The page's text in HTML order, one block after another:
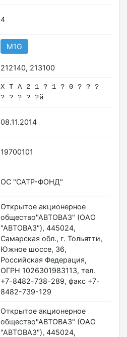
4
M1G
212140, 213100
X T A 2 1 ? 1 ? 0 ? ? ?
? ? ? ? ?й
08.11.2014
19700101
ОС "САТР-ФОНД"
Открытое акционерное
общество"АВТОВАЗ" (ОАО
"АВТОВАЗ"), 445024,
Самарская обл., г. Тольятти,
Южное шоссе, 36,
Российская Федерация,
ОГРН 1026301983113, тел.
+7-8482-738-289, факс +7-
8482-739-129
Открытое акционерное
общество"АВТОВАЗ" (ОАО
"АВТОВАЗ"), 445024,